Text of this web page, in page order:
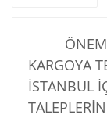
KARGOYA
İSTANBUL